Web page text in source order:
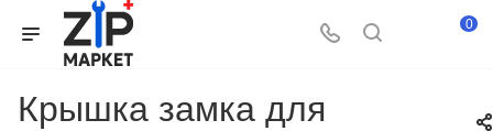
0
Крышка замка для